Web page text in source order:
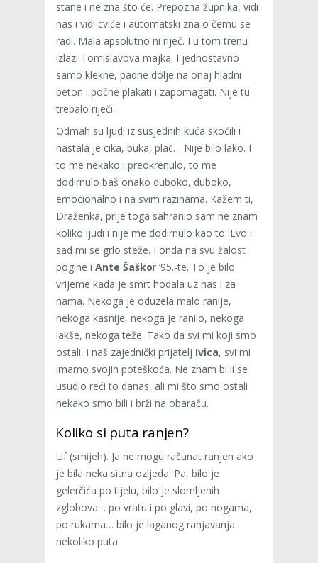
stane i ne zna što će. Prepozna župnika, vidi
nas i vidi cviće i automatski zna o čemu se
radi. Mala apsolutno ni riječ. I u tom trenu
izlazi Tomislavova majka. I jednostavno
samo klekne, padne dolje na onaj hladni
beton i počne plakati i zapomagati. Nije tu
trebalo riječi.
Odmah su ljudi iz susjednih kuća skočili i
nastala je cika, buka, plač… Nije bilo lako. I
to me nekako i preokrenulo, to me
dodirnulo baš onako duboko, duboko,
emocionalno i na svim razinama. Kažem ti,
Draženka, prije toga sahranio sam ne znam
koliko ljudi i nije me dodirnulo kao to. Evo i
sad mi se grlo steže. I onda na svu žalost
pogine i Ante Šaškor ’95.-te. To je bilo
vrijeme kada je smrt hodala uz nas i za
nama. Nekoga je oduzela malo ranije,
nekoga kasnije, nekoga je ranilo, nekoga
lakše, nekoga teže. Tako da svi mi koji smo
ostali, i naš zajednički prijatelj Ivica, svi mi
imamo svojih poteškoća. Ne znam bi li se
usudio reći to danas, ali mi što smo ostali
nekako smo bili i brži na obaraču.
Koliko si puta ranjen?
Uf (smijeh). Ja ne mogu računat ranjen ako
je bila neka sitna ozljeda. Pa, bilo je
gelerčića po tijelu, bilo je slomljenih
zglobova… po vratu i po glavi, po nogama,
po rukama… bilo je laganog ranjavanja
nekoliko puta.